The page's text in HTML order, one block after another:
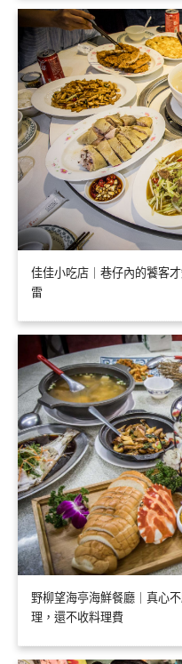
佳佳小吃店｜巷仔內的饕客
雷
野柳望海亭海鮮餐廳｜真心
理，還不收料理費